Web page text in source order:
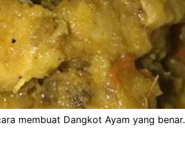
membuat Dangkot Ayam yang benar.